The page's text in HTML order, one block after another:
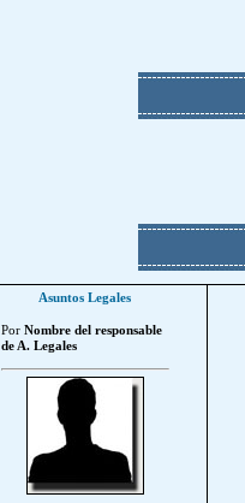
Asuntos Legales
Por Nombre del responsable
de A. Legales